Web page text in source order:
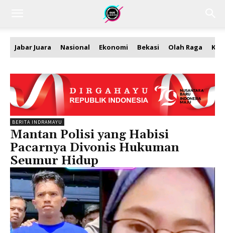
Jabar Juara Nasional Ekonomi Bekasi Olah Raga
BERITA INDRAMAYU
Mantan Polisi yang Habisi
Pacarnya Divonis Hukuman
Seumur Hidup